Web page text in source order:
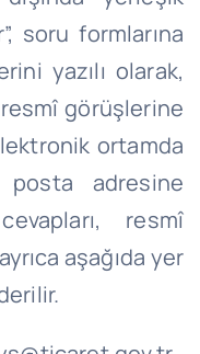
soru formlarına
yazılı olarak,
görüşlerine
ortamda
posta adresine
resmî
aşağıda yer